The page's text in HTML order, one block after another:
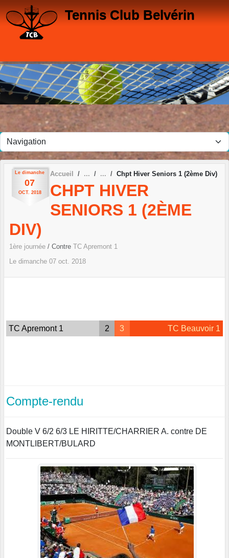
Tennis Club Belvérin
Le dimanche
07
OCT. 2018
Accueil Chpt Hiver Seniors 1 (2ème Div)
CHPT HIVER
SENIORS 1 (2ÈME
DIV)
1ère journée / Contre TC Apremont 1
Le dimanche 07 oct. 2018
TC Apremont 1 2 3 TC Beauvoir 1
Compte-rendu
Double V 6/2 6/3 LE HIRITTE/CHARRIER A. contre DE
MONTLIBERT/BULARD
Panneau de gestion des cookies